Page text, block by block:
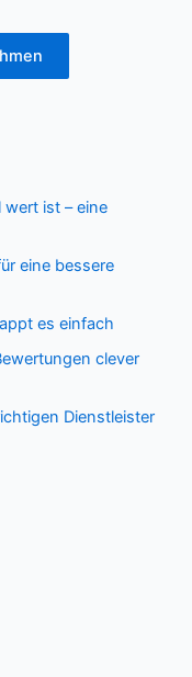
wert ist – eine
eine bessere
es einfach
clever
Dienstleister